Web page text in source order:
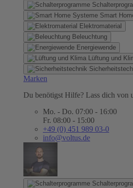
Smart
Elektromaterial
Beleuchtung
Energiewende
Lüftung und
Marken
Du benötigst Hilfe? Lass dich von
Mo. - Do. 07:00 - 16:00
Fr. 08:00 - 15:00
+49 (0) 451 989 03-0
info@voltus.de